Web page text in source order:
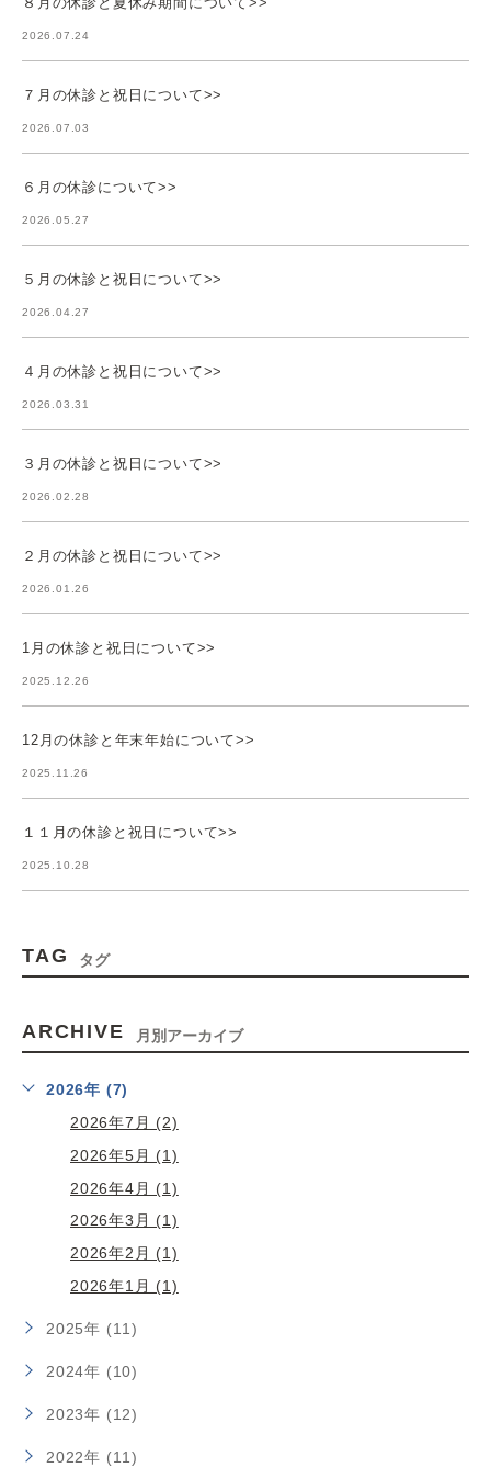
2026.07.24
７月の休診と祝日について>>
2026.07.03
６月の休診について>>
2026.05.27
５月の休診と祝日について>>
2026.04.27
４月の休診と祝日について>>
2026.03.31
３月の休診と祝日について>>
2026.02.28
２月の休診と祝日について>>
2026.01.26
1月の休診と祝日について>>
2025.12.26
12月の休診と年末年始について>>
2025.11.26
１１月の休診と祝日について>>
2025.10.28
TAG タグ
ARCHIVE 月別アーカイブ
2026年 (7)
2026年7月 (2)
2026年5月 (1)
2026年4月 (1)
2026年3月 (1)
2026年2月 (1)
2026年1月 (1)
2025年 (11)
2024年 (10)
2023年 (12)
2022年 (11)